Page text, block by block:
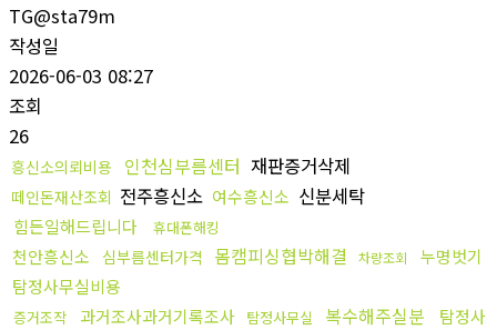
TG@sta79m
작성일
2026-06-03 08:27
조회
26
흥신소의뢰비용 인천심부름센터 재판증거삭제
떼인돈재산조회 전주흥신소 여수흥신소 신분세탁
힘든일해드립니다 휴대폰해킹
천안흥신소 심부름센터가격 몸캠피싱협박해결 차량조회
누명벗기
탐정사무실비용
증거조작 과거조사과거기록조사 탐정사무실 복수해주실분
탐정사